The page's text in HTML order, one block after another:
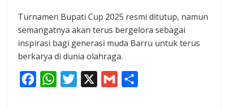
Turnamen Bupati Cup 2025 resmi ditutup, namun
semangatnya akan terus bergelora sebagai
inspirasi bagi generasi muda Barru untuk terus
berkarya di dunia olahraga.
F W T X G